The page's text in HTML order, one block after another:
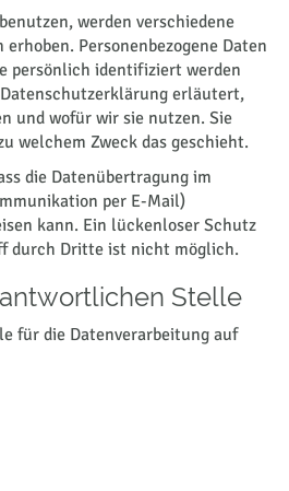
werden verschiedene
erhoben. Personenbezogene Daten
persönlich identifiziert werden
erläutert,
und wofür wir sie nutzen. Sie
welchem Zweck das geschieht.
die Datenübertragung im
per E-Mail)
kann. Ein lückenloser Schutz
durch Dritte ist nicht möglich.
Stelle
für die Datenverarbeitung auf